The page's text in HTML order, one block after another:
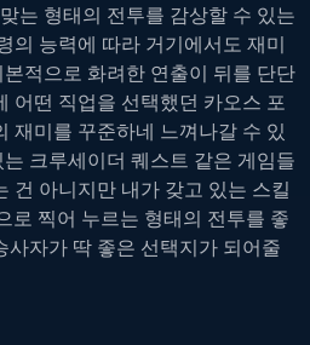
는 형태의 전투를 감상할 수 있는
의 능력에 따라 거기에서도 재미
적으로 화려한 연출이 뒤를 단단
어떤 직업을 선택했던 카오스 포
재미를 꾸준하네 느껴나갈 수 있
크루세이더 퀘스트 같은 게임들
건 아니지만 내가 갖고 있는 스킬
로 찍어 누르는 형태의 전투를 좋
사자가 딱 좋은 선택지가 되어줄